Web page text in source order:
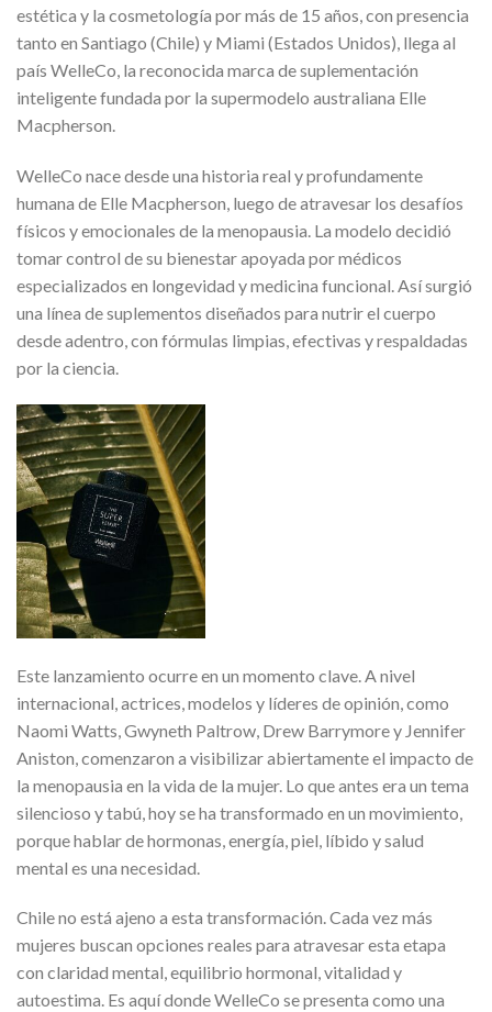
estética y la cosmetología por más de 15 años, con presencia
tanto en Santiago (Chile) y Miami (Estados Unidos), llega al
país WelleCo, la reconocida marca de suplementación
inteligente fundada por la supermodelo australiana Elle
Macpherson.
WelleCo nace desde una historia real y profundamente
humana de Elle Macpherson, luego de atravesar los desafíos
físicos y emocionales de la menopausia. La modelo decidió
tomar control de su bienestar apoyada por médicos
especializados en longevidad y medicina funcional. Así surgió
una línea de suplementos diseñados para nutrir el cuerpo
desde adentro, con fórmulas limpias, efectivas y respaldadas
por la ciencia.
Este lanzamiento ocurre en un momento clave. A nivel
internacional, actrices, modelos y líderes de opinión, como
Naomi Watts, Gwyneth Paltrow, Drew Barrymore y Jennifer
Aniston, comenzaron a visibilizar abiertamente el impacto de
la menopausia en la vida de la mujer. Lo que antes era un tema
silencioso y tabú, hoy se ha transformado en un movimiento,
porque hablar de hormonas, energía, piel, líbido y salud
mental es una necesidad.
Chile no está ajeno a esta transformación. Cada vez más
mujeres buscan opciones reales para atravesar esta etapa
con claridad mental, equilibrio hormonal, vitalidad y
autoestima. Es aquí donde WelleCo se presenta como una